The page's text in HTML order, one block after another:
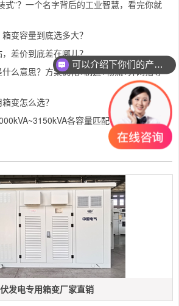
式”？一个名字背后的工业智慧，看完你就
变容量到底选多大？
差价到底差在哪儿？
么意思？方案优化+制造+物流+并网指导
变怎么选？
各容量匹配什么项 ...
发电专用箱变厂家直销
可以介绍下你们的产品么